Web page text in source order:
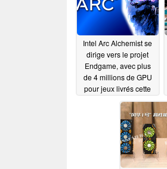
Intel Arc Alchemist se
dirige vers le projet
Endgame, avec plus
de 4 millions de GPU
pour jeux livrés cette
02/21/2022